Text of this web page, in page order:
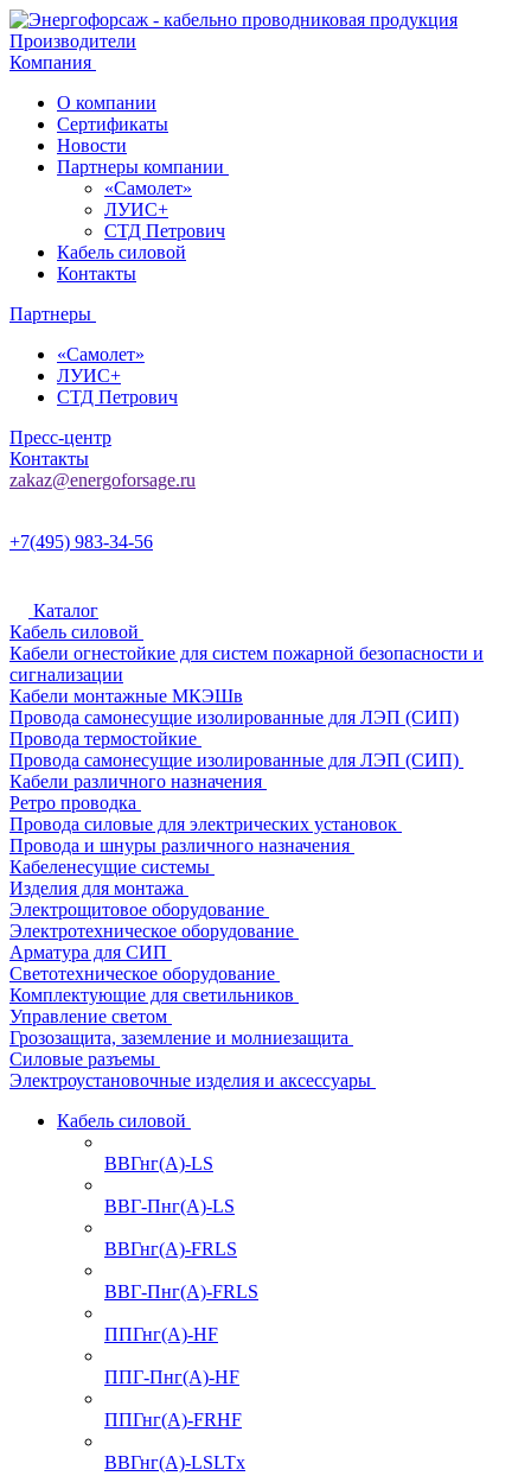
Производители
Компания
О компании
Сертификаты
Новости
Партнеры компании
«Самолет»
ЛУИС+
СТД Петрович
Кабель силовой
Контакты
Партнеры
«Самолет»
ЛУИС+
СТД Петрович
Пресс-центр
Контакты
zakaz@energoforsage.ru
+7(495) 983-34-56
Каталог
Кабель силовой
Кабели огнестойкие для систем пожарной безопасности и
сигнализации
Кабели монтажные МКЭШв
Провода самонесущие изолированные для ЛЭП (СИП)
Провода термостойкие
Провода самонесущие изолированные для ЛЭП (СИП)
Кабели различного назначения
Ретро проводка
Провода силовые для электрических установок
Провода и шнуры различного назначения
Кабеленесущие системы
Изделия для монтажа
Электрощитовое оборудование
Электротехническое оборудование
Арматура для СИП
Светотехническое оборудование
Комплектующие для светильников
Управление светом
Грозозащита, заземление и молниезащита
Силовые разъемы
Электроустановочные изделия и аксессуары
Кабель силовой
ВВГнг(А)-LS
ВВГ-Пнг(А)-LS
ВВГнг(А)-FRLS
ВВГ-Пнг(А)-FRLS
ППГнг(А)-HF
ППГ-Пнг(А)-HF
ППГнг(А)-FRHF
ВВГнг(А)-LSLTx